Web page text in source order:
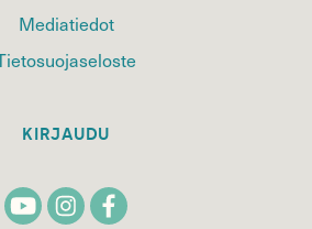
Mediatiedot
KIRJAUDU